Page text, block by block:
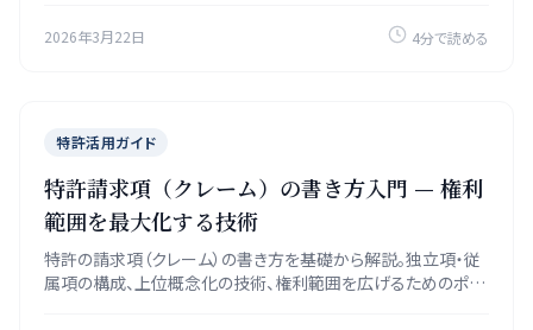
2026年3月22日 4分で読める
特許活用ガイド
特許請求項（クレーム）の書き方入門 — 権利
範囲を最大化する技術
特許の請求項（クレーム）の書き方を基礎から解説。独立項・従
属項の構成、上位概念化の技術、権利範囲を広げるためのポイ